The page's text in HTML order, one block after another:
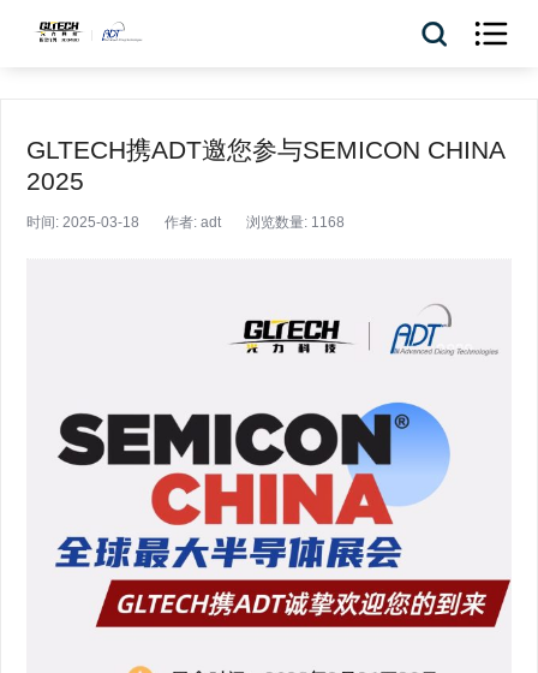

GLTECH携ADT邀您参与SEMICON CHINA
2025
时间: 2025-03-18 作者: adt 浏览数量: 1168